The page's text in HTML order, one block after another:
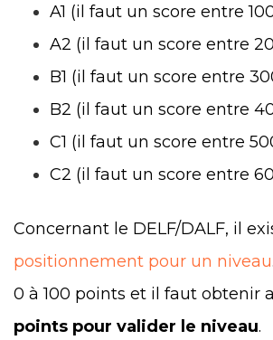
A1 (il faut un score entre
A2 (il faut un score entre
B1 (il faut un score entre
B2 (il faut un score entre
C1 (il faut un score entre
C2 (il faut un score entre
Concernant le DELF/DALF, il
positionnement pour un niveau
0 à 100 points et il faut obtenir
points pour valider le niveau.